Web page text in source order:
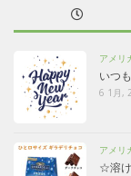
アメリ
いつ
6 1月,
アメリ
☆溶